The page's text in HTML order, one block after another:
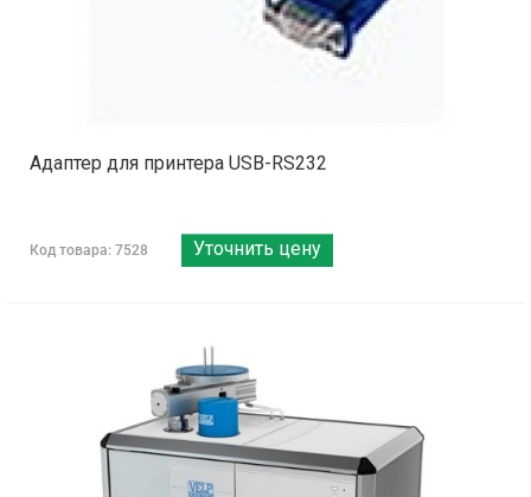
Адаптер для принтера USB-RS232
Код товара: 7528 Уточнить цену